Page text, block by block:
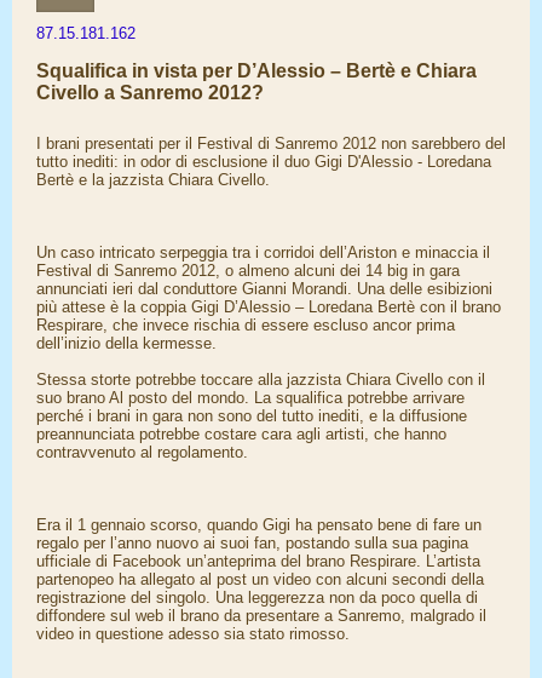
87.15.181.162
Squalifica in vista per D’Alessio – Bertè e Chiara
Civello a Sanremo 2012?
I brani presentati per il Festival di Sanremo 2012 non sarebbero del
tutto inediti: in odor di esclusione il duo Gigi D'Alessio - Loredana
Bertè e la jazzista Chiara Civello.
Un caso intricato serpeggia tra i corridoi dell’Ariston e minaccia il
Festival di Sanremo 2012, o almeno alcuni dei 14 big in gara
annunciati ieri dal conduttore Gianni Morandi. Una delle esibizioni
più attese è la coppia Gigi D’Alessio – Loredana Bertè con il brano
Respirare, che invece rischia di essere escluso ancor prima
dell’inizio della kermesse.
Stessa storte potrebbe toccare alla jazzista Chiara Civello con il
suo brano Al posto del mondo. La squalifica potrebbe arrivare
perché i brani in gara non sono del tutto inediti, e la diffusione
preannunciata potrebbe costare cara agli artisti, che hanno
contravvenuto al regolamento.
Era il 1 gennaio scorso, quando Gigi ha pensato bene di fare un
regalo per l’anno nuovo ai suoi fan, postando sulla sua pagina
ufficiale di Facebook un’anteprima del brano Respirare. L’artista
partenopeo ha allegato al post un video con alcuni secondi della
registrazione del singolo. Una leggerezza non da poco quella di
diffondere sul web il brano da presentare a Sanremo, malgrado il
video in questione adesso sia stato rimosso.